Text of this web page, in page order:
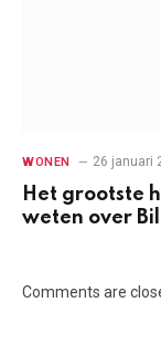
WONEN 26 januari
Het grootste
weten over
Comments are